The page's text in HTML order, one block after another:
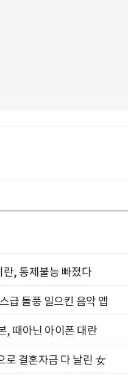
, 통제불능 빠졌다
급 돌풍 일으킨 음악 앱
때아닌 아이폰 대란
결혼자금 다 날린 女